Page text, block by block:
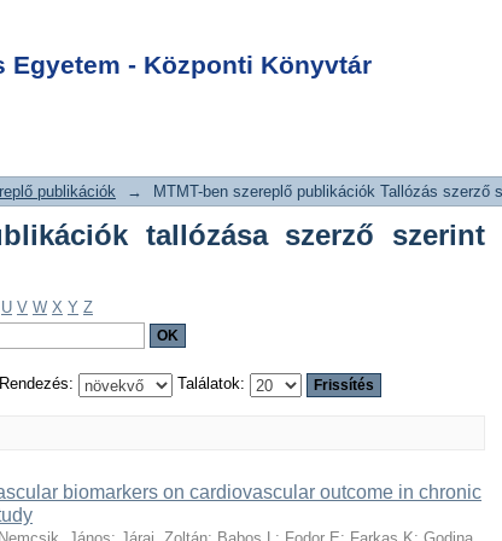
Egyetem - Központi Könyvtár
publikációk
L"
publikációk → MTMT-ben szereplő publikációk Tallózás szerző
tallózása szerző szerint
U V W X Y Z
Rendezés: Találatok:
biomarkers on cardiovascular outcome in chronic